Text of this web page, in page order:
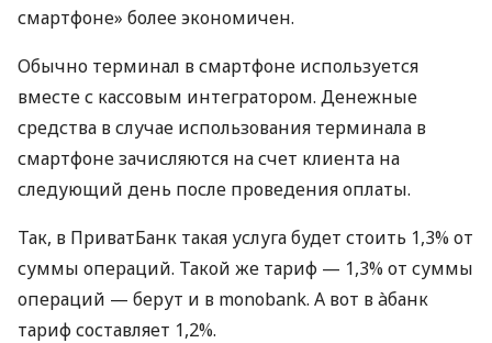
смартфоне» более экономичен.
Обычно терминал в смартфоне используется
вместе с кассовым интегратором. Денежные
средства в случае использования терминала в
смартфоне зачисляются на счет клиента на
следующий день после проведения оплаты.
Так, в ПриватБанк такая услуга будет стоить 1,3% от
суммы операций. Такой же тариф — 1,3% от суммы
операций — берут и в monobank. А вот в àбанк
тариф составляет 1,2%.